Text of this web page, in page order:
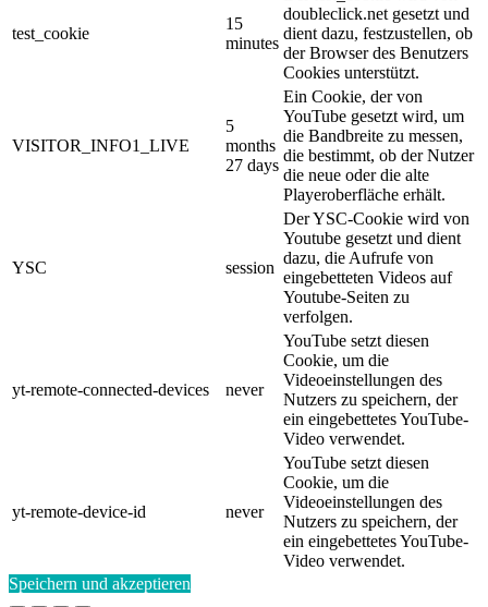
test_cookie
15
minutes
doubleclick.net gesetzt und
dient dazu, festzustellen, ob
der Browser des Benutzers
Cookies unterstützt.
VISITOR_INFO1_LIVE
5
months
27 days
Ein Cookie, der von
YouTube gesetzt wird, um
die Bandbreite zu messen,
die bestimmt, ob der Nutzer
die neue oder die alte
Playeroberfläche erhält.
YSC session
Der YSC-Cookie wird von
Youtube gesetzt und dient
dazu, die Aufrufe von
eingebetteten Videos auf
Youtube-Seiten zu
verfolgen.
yt-remote-connected-devices never
YouTube setzt diesen
Cookie, um die
Videoeinstellungen des
Nutzers zu speichern, der
ein eingebettetes YouTube-
Video verwendet.
yt-remote-device-id never
YouTube setzt diesen
Cookie, um die
Videoeinstellungen des
Nutzers zu speichern, der
ein eingebettetes YouTube-
Video verwendet.
Speichern und akzeptieren